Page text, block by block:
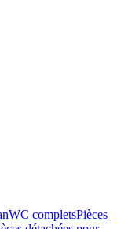
WC completsPièces